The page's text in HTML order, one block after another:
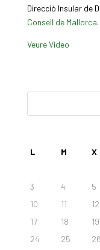
Direcció Insular de
Consell de Mallorca.
Veure Vídeo
L M X
3
4 5
10
11 12
17
18 19
24
25 26